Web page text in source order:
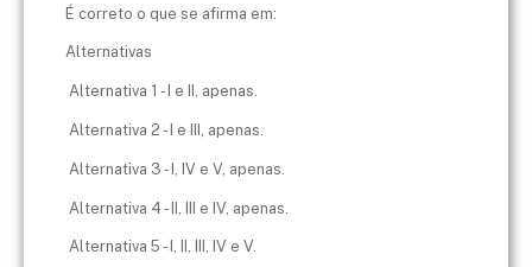
É correto o que se afirma em:
Alternativas
Alternativa 1 - I e II, apenas.
Alternativa 2 - I e III, apenas.
Alternativa 3 - I, IV e V, apenas.
Alternativa 4 - II, III e IV, apenas.
Alternativa 5 - I, II, III, IV e V.